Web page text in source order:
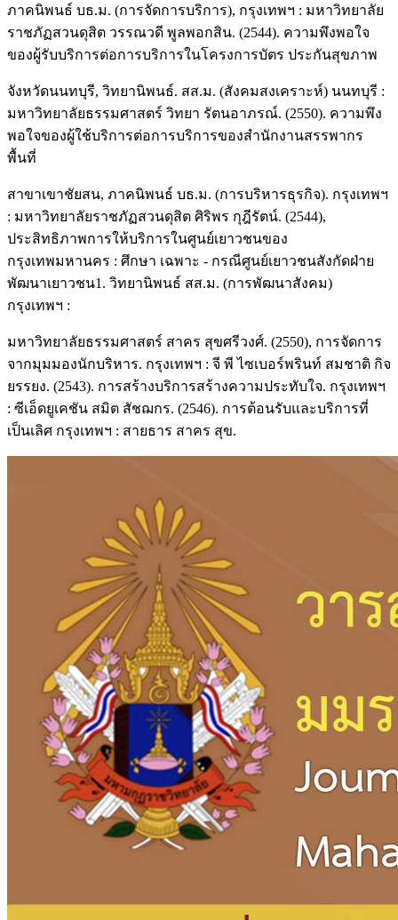
ภาคนิพนธ์ บธ.ม. (การจัดการบริการ), กรุงเทพฯ : มหาวิทยาลัย
ราชภัฏสวนดุสิต วรรณวดี พูลพอกสิน. (2544). ความพึงพอใจ
ของผู้รับบริการต่อการบริการในโครงการบัตร ประกันสุขภาพ
จังหวัดนนทบุรี, วิทยานิพนธ์. สส.ม. (สังคมสงเคราะห์) นนทบุรี :
มหาวิทยาลัยธรรมศาสตร์ วิทยา รัตนอาภรณ์. (2550). ความพึง
พอใจของผู้ใช้บริการต่อการบริการของสํานักงานสรรพากร
พื้นที่
สาขาเขาชัยสน, ภาคนิพนธ์ บธ.ม. (การบริหารธุรกิจ). กรุงเทพฯ
: มหาวิทยาลัยราชภัฏสวนดุสิต ศิริพร กุฎีรัตน์. (2544),
ประสิทธิภาพการให้บริการในศูนย์เยาวชนของ
กรุงเทพมหานคร : ศึกษา เฉพาะ - กรณีศูนย์เยาวชนสังกัดฝ่าย
พัฒนาเยาวชน1. วิทยานิพนธ์ สส.ม. (การพัฒนาสังคม)
กรุงเทพฯ :
มหาวิทยาลัยธรรมศาสตร์ สาคร สุขศรีวงศ์. (2550), การจัดการ
จากมุมมองนักบริหาร. กรุงเทพฯ : จี พี ไซเบอร์พรินท์ สมชาติ กิจ
ยรรยง. (2543). การสร้างบริการสร้างความประทับใจ. กรุงเทพฯ
: ซีเอ็ดยูเคชัน สมิต สัชฌกร. (2546). การต้อนรับและบริการที่
เป็นเลิศ กรุงเทพฯ : สายธาร สาคร สุข.